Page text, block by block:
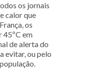
os jornais
calor que
os
45ºC em
de alerta do
evitar, ou pelo